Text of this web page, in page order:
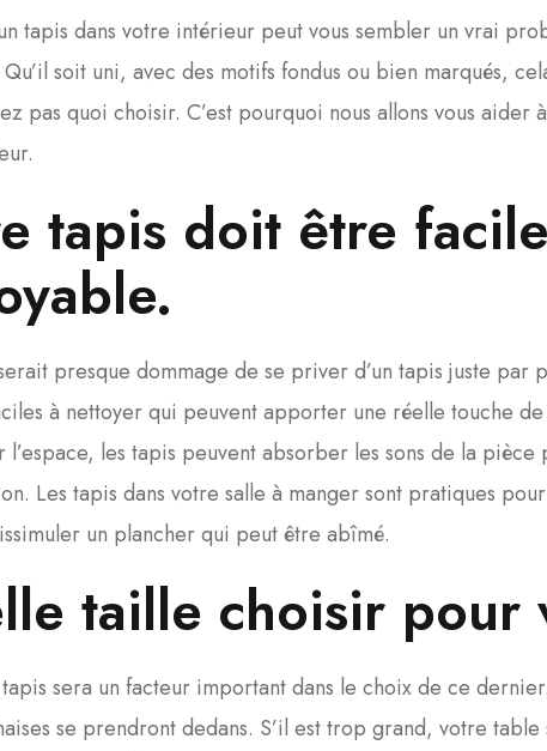
tapis dans votre intérieur peut vous sembler un vrai
soit uni, avec des motifs fondus ou bien marqués,
pas quoi choisir. C’est pourquoi nous allons vous
tapis doit être
.
presque dommage de se priver d’un tapis juste par
à nettoyer qui peuvent apporter une réelle touche
les tapis peuvent absorber les sons de la
Les tapis dans votre salle à manger sont pratiques
un plancher qui peut être abîmé.
taille choisir pour
sera un facteur important dans le choix de ce
se prendront dedans. S’il est trop grand, votre